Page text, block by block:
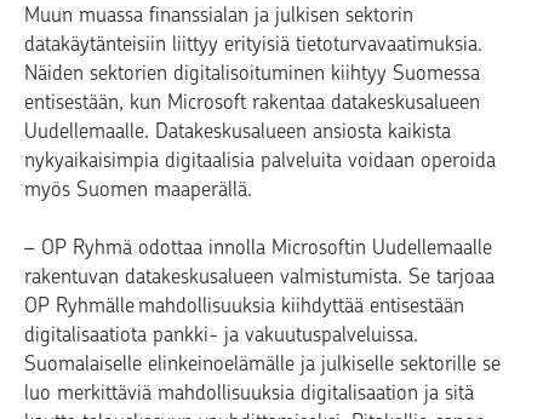
Muun muassa finanssialan ja julkisen sektorin
datakäytänteisiin liittyy erityisiä tietoturvavaatimuksia.
Näiden sektorien digitalisoituminen kiihtyy Suomessa
entisestään, kun Microsoft rakentaa datakeskusalueen
Uudellemaalle. Datakeskusalueen ansiosta kaikista
nykyaikaisimpia digitaalisia palveluita voidaan operoida
myös Suomen maaperällä.
– OP Ryhmä odottaa innolla Microsoftin Uudellemaalle
rakentuvan datakeskusalueen valmistumista. Se tarjoaa
OP Ryhmälle mahdollisuuksia kiihdyttää entisestään
digitalisaatiota pankki- ja vakuutuspalveluissa.
Suomalaiselle elinkeinoelämälle ja julkiselle sektorille se
luo merkittäviä mahdollisuuksia digitalisaation ja sitä